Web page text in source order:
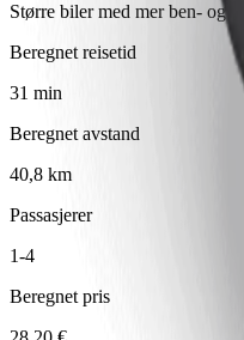
Større biler med mer ben- og
Beregnet reisetid
31 min
Beregnet avstand
40,8 km
Passasjerer
1-4
Beregnet pris